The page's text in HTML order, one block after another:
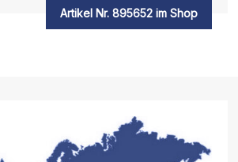
Artikel Nr. 895652 im Shop